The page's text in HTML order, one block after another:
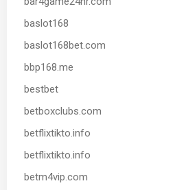
baslot168
baslot168bet.com
bbp168.me
bestbet
betboxclubs.com
betflixtikto.info
betflixtikto.info
betm4vip.com